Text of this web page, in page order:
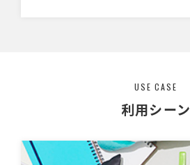
USE CASE
利用シーン